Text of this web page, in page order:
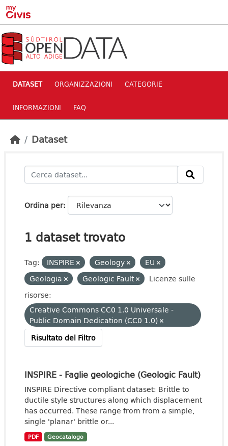
Skip to main content
DATASET ORGANIZZAZIONI CATEGORIE
INFORMAZIONI FAQ
Dataset
Ordina per
1 dataset trovato
Tag: INSPIRE Geology
EU
Geologia
Geologic Fault
Licenze sulle
risorse:
Creative Commons CC0 1.0 Universale -
Public Domain Dedication (CC0 1.0)
Risultato del Filtro
INSPIRE - Faglie geologiche (Geologic Fault)
INSPIRE Directive compliant dataset: Brittle to
ductile style structures along which displacement
has occurred. These range from from a simple,
single 'planar' brittle or...
PDF Geocatalogo